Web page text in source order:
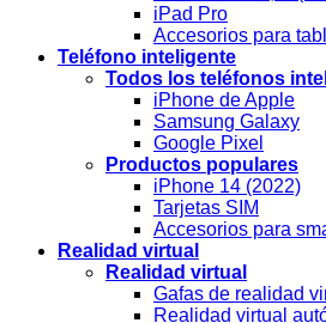
iPad Pro
Accesorios para
Teléfono inteligente
Todos los teléfonos
iPhone de Apple
Samsung Galaxy
Google Pixel
Productos populares
iPhone 14 (2022)
Tarjetas SIM
Accesorios para
Realidad virtual
Realidad virtual
Gafas de realidad
Realidad virtual